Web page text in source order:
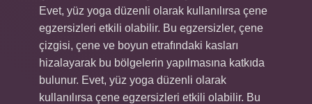
Evet, yüz yoga düzenli olarak kullanılırsa çene
egzersizleri etkili olabilir. Bu egzersizler, çene
çizgisi, çene ve boyun etrafındaki kasları
hizalayarak bu bölgelerin yapılmasına katkıda
bulunur. Evet, yüz yoga düzenli olarak
kullanılırsa çene egzersizleri etkili olabilir. Bu